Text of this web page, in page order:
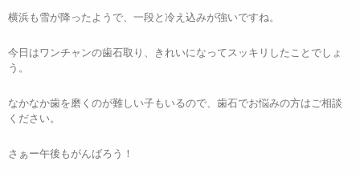
横浜も雪が降ったようで、一段と冷え込みが強いですね。
今日はワンチャンの歯石取り、きれいになってスッキリしたことでしょ
う。
なかなか歯を磨くのが難しい子もいるので、歯石でお悩みの方はご相談
ください。
さぁー午後もがんばろう！